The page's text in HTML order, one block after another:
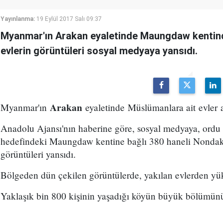
Yayınlanma: 19 Eylül 2017 Salı 09:37
Myanmar'ın Arakan eyaletinde Maungdaw
evlerin görüntüleri sosyal medyaya yansıdı.
Myanmar'ın Arakan eyaletinde Müslümanlara ait evler
Anadolu Ajansı'nın haberine göre, sosyal medyaya,
hedefindeki Maungdaw kentine bağlı 380 haneli
görüntüleri yansıdı.
Bölgeden dün çekilen görüntülerde, yakılan evlerden
Yaklaşık bin 800 kişinin yaşadığı köyün büyük